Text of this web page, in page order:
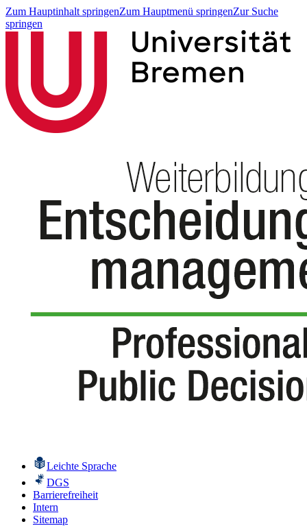
Zum Hauptinhalt springenZum Hauptmenü springenZur Suche
springen
Leichte Sprache
DGS
Barrierefreiheit
Intern
Sitemap